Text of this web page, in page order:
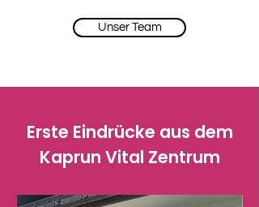
Unser Team
Erste Eindrücke aus dem
Kaprun Vital Zentrum